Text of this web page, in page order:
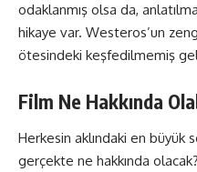
odaklanmış olsa da,
hikaye var. Westeros’un
ötesindeki keşfedilmemiş
Film Ne Hakkında
Herkesin aklındaki en büyük
gerçekte ne hakkında olacak?